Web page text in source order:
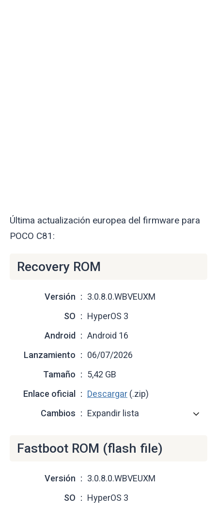
Última actualización europea del firmware para
POCO C81:
Recovery ROM
Versión
3.0.8.0.WBVEUXM
SO
HyperOS 3
Android
Android 16
Lanzamiento
06/07/2026
Tamaño
5,42 GB
Enlace oficial
Descargar (.zip)
Cambios
Expandir lista
Fastboot ROM (flash file)
Versión
3.0.8.0.WBVEUXM
SO
HyperOS 3